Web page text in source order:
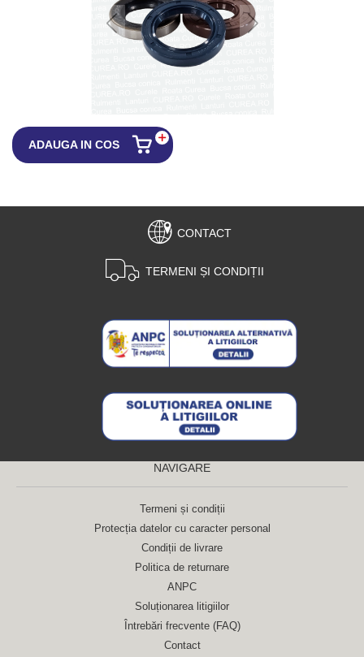
ADAUGA IN COS
CONTACT
TERMENI ȘI CONDIȚII
NAVIGARE
Termeni și condiții
Protecția datelor cu caracter personal
Condiții de livrare
Politica de returnare
ANPC
Soluționarea litigiilor
Întrebări frecvente (FAQ)
Contact